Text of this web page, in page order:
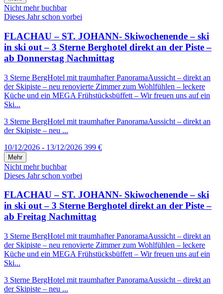
Nicht mehr buchbar
Dieses Jahr schon vorbei
FLACHAU – ST. JOHANN- Skiwochenende – ski
in ski out – 3 Sterne Berghotel direkt an der Piste –
ab Donnerstag Nachmittag
3 Sterne BergHotel mit traumhafter PanoramaAussicht – direkt an
der Skipiste – neu renovierte Zimmer zum Wohlfühlen – leckere
Küche und ein MEGA Frühstücksbüffett – Wir freuen uns auf ein
Ski...
3 Sterne BergHotel mit traumhafter PanoramaAussicht – direkt an
der Skipiste – neu ...
10/12/2026 - 13/12/2026 399 €
Mehr
Nicht mehr buchbar
Dieses Jahr schon vorbei
FLACHAU – ST. JOHANN- Skiwochenende – ski
in ski out – 3 Sterne Berghotel direkt an der Piste –
ab Freitag Nachmittag
3 Sterne BergHotel mit traumhafter PanoramaAussicht – direkt an
der Skipiste – neu renovierte Zimmer zum Wohlfühlen – leckere
Küche und ein MEGA Frühstücksbüffett – Wir freuen uns auf ein
Ski...
3 Sterne BergHotel mit traumhafter PanoramaAussicht – direkt an
der Skipiste – neu ...